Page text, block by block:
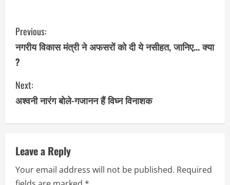
C
o
n
t
i
u
e
Previous:
नगरीय विकास मंत्री ने अफसरों को दी ये नसीहत, जानिए… क्या
?
Next:
अश्वनी नारंग बोले-गजानन हैं विघ्न विनाशक
Leave a Reply
Your email address will not be published. Required